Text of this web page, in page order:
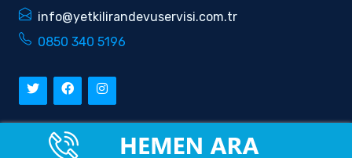
info@yetkilirandevuservisi.com.tr
0850 340 5196